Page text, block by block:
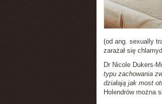
(od ang. sexually
zarażał się
Dr Nicole Dukers-
typu zachowania
działają jak most
Holendrów można